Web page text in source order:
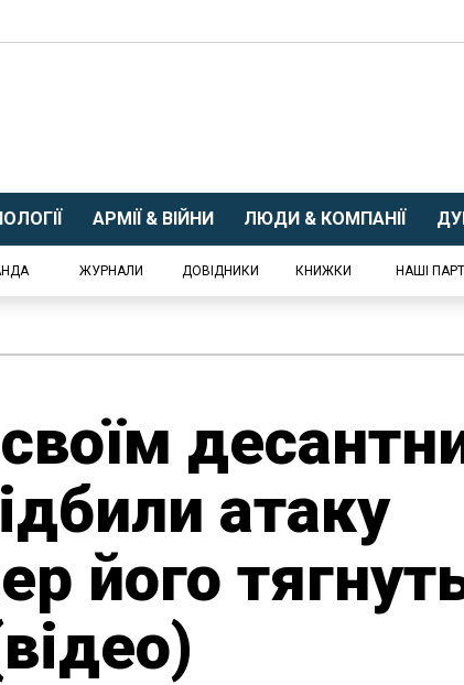
АРМІЇ & ВІЙНИ ЛЮДИ & КОМПАНІЇ
ЖУРНАЛИ ДОВІДНИКИ КНИЖКИ НАШІ
атаку
його